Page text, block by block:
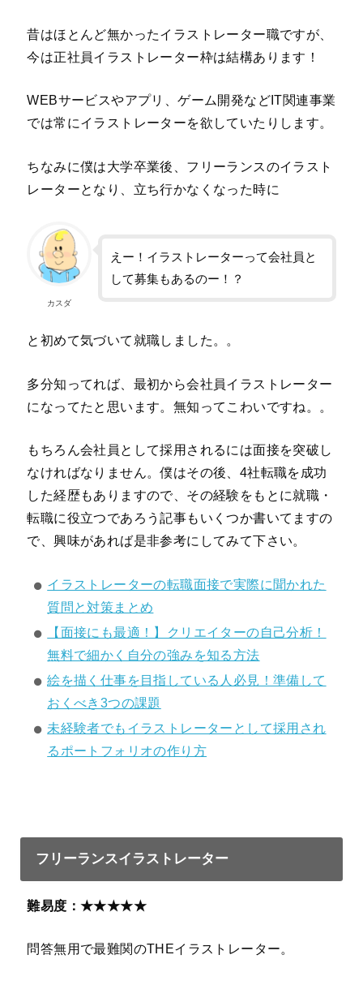
昔はほとんど無かったイラストレーター職ですが、
今は正社員イラストレーター枠は結構あります！
WEBサービスやアプリ、ゲーム開発などIT関連事業
では常にイラストレーターを欲していたりします。
ちなみに僕は大学卒業後、フリーランスのイラスト
レーターとなり、立ち行かなくなった時に
カスダ
えー！イラストレーターって会社員と
して募集もあるのー！？
と初めて気づいて就職しました。。
多分知ってれば、最初から会社員イラストレーター
になってたと思います。無知ってこわいですね。。
もちろん会社員として採用されるには面接を突破し
なければなりません。僕はその後、4社転職を成功
した経歴もありますので、その経験をもとに就職・
転職に役立つであろう記事もいくつか書いてますの
で、興味があれば是非参考にしてみて下さい。
イラストレーターの転職面接で実際に聞かれた
質問と対策まとめ
【面接にも最適！】クリエイターの自己分析！
無料で細かく自分の強みを知る方法
絵を描く仕事を目指している人必見！準備して
おくべき3つの課題
未経験者でもイラストレーターとして採用され
るポートフォリオの作り方
フリーランスイラストレーター
難易度：★★★★★
問答無用で最難関のTHEイラストレーター。